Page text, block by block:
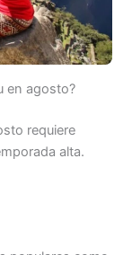
en agosto?
requiere
alta.